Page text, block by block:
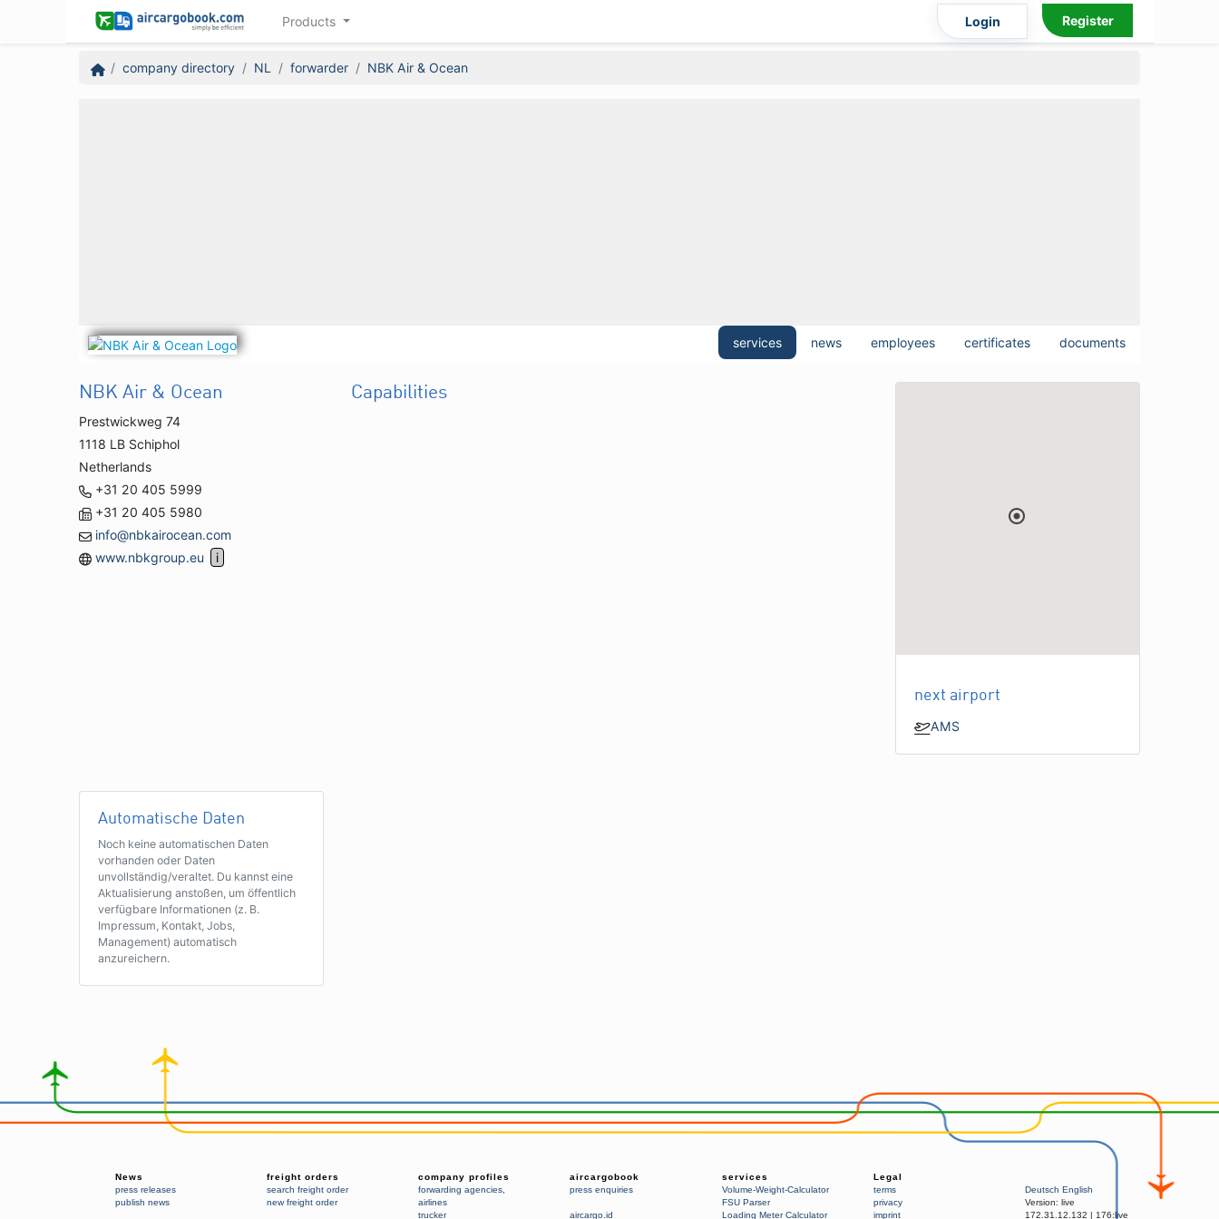
Products Login Register
company directory NL forwarder NBK Air & Ocean
services news employees certificates documents
NBK Air & Ocean
Prestwickweg 74
1118 LB Schiphol
Netherlands
+31 20 405 5999
+31 20 405 5980
info@nbkairocean.com
www.nbkgroup.eu
Capabilities
next airport
AMS
Automatische Daten
Noch keine automatischen Daten
vorhanden oder Daten
unvollständig/veraltet. Du kannst eine
Aktualisierung anstoßen, um öffentlich
verfügbare Informationen (z. B.
Impressum, Kontakt, Jobs,
Management) automatisch
anzureichern.
News
press releases
publish news
freight orders
search freight order
new freight order
company profiles
forwarding agencies
airlines
trucker
aircargobook
press enquiries
aircargo.id
services
Volume-Weight-Calculator
FSU Parser
Loading Meter Calculator
Legal
terms
privacy
imprint
Deutsch English
Version: live
172.31.12.132 | 176:live